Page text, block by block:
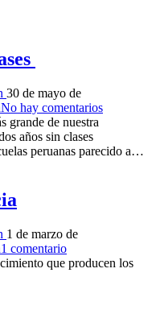
30 de mayo de
No hay comentarios
grande de nuestra
años sin clases
peruanas parecido a…
1 de marzo de
1 comentario
que producen los